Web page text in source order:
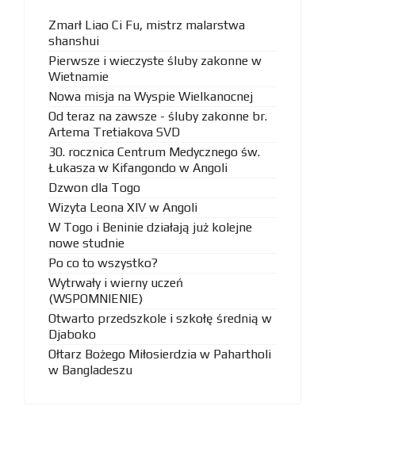
Zmarł Liao Ci Fu, mistrz malarstwa
shanshui
Pierwsze i wieczyste śluby zakonne w
Wietnamie
Nowa misja na Wyspie Wielkanocnej
Od teraz na zawsze - śluby zakonne br.
Artema Tretiakova SVD
30. rocznica Centrum Medycznego św.
Łukasza w Kifangondo w Angoli
Dzwon dla Togo
Wizyta Leona XIV w Angoli
W Togo i Beninie działają już kolejne
nowe studnie
Po co to wszystko?
Wytrwały i wierny uczeń
(WSPOMNIENIE)
Otwarto przedszkole i szkołę średnią w
Djaboko
Ołtarz Bożego Miłosierdzia w Pahartholi
w Bangladeszu